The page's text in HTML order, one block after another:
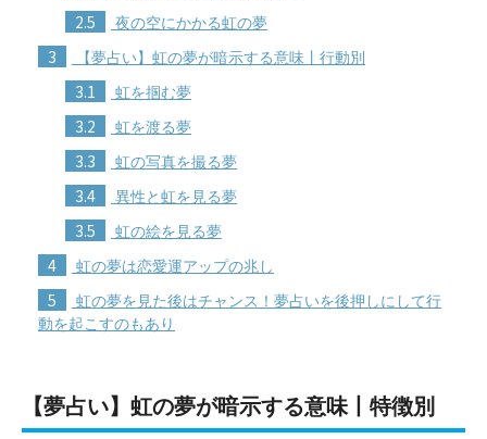
2.5 夜の空にかかる虹の夢
3 【夢占い】虹の夢が暗示する意味丨行動別
3.1 虹を掴む夢
3.2 虹を渡る夢
3.3 虹の写真を撮る夢
3.4 異性と虹を見る夢
3.5 虹の絵を見る夢
4 虹の夢は恋愛運アップの兆し
5
虹の夢を見た後はチャンス！夢占いを後押しにして行
動を起こすのもあり
【夢占い】虹の夢が暗示する意味丨特徴別